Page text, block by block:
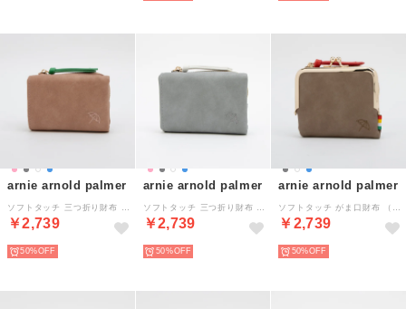
arnie arnold palmer
￥2,739
50%
arnie arnold palmer
￥2,739
50%
arnie arnold palmer
￥2,739
50%